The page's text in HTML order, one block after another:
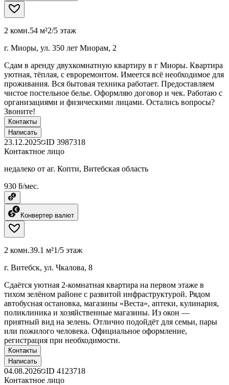
2 комн.54 м²2/5 этаж
г. Миоры, ул. 350 лет Миорам, 2
Сдам в аренду двухкомнатную квартиру в г Миоры. Квартира
уютная, тёплая, с евроремонтом. Имеется всё необходимое для
проживания. Вся бытовая техника работает. Предоставляем
чистое постельное белье. Оформляю договор и чек. Работаю с
организациями и физическими лицами. Остались вопросы?
Звоните!
Контакты
Написать
23.12.2025 ID 3987318
Контактное лицо
недалеко от аг. Копти, Витебская область
930 ƃ/мес.
Конвертер валют
2 комн.39.1 м²1/5 этаж
г. Витебск, ул. Чкалова, 8
Сдаётся уютная 2-комнатная квартира на первом этаже в
тихом зелёном районе с развитой инфраструктурой. Рядом
автобусная остановка, магазины «Веста», аптеки, кулинария,
поликлиника и хозяйственные магазины. Из окон —
приятный вид на зелень. Отлично подойдёт для семьи, пары
или пожилого человека. Официальное оформление,
регистрация при необходимости.
Контакты
Написать
04.08.2026 ID 4123718
Контактное лицо